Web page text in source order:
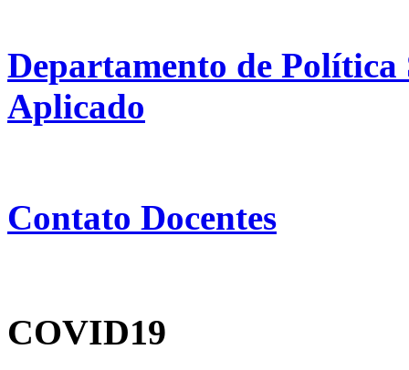
Departamento de Política
Aplicado
Contato Docentes
COVID19